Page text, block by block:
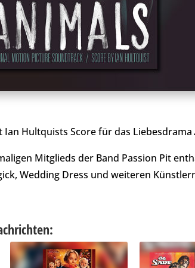
Ian Hultquists Score für das Liebesdrama
Mitglieds der Band Passion Pit
Wedding Dress und weiteren